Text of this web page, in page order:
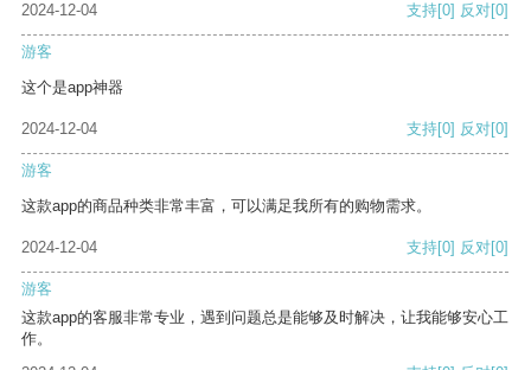
2024-12-04 支持[0] 反对[0]
游客
这个是app神器
2024-12-04 支持[0] 反对[0]
游客
这款app的商品种类非常丰富，可以满足我所有的购物需求。
2024-12-04 支持[0] 反对[0]
游客
这款app的客服非常专业，遇到问题总是能够及时解决，让我能够安心工
作。